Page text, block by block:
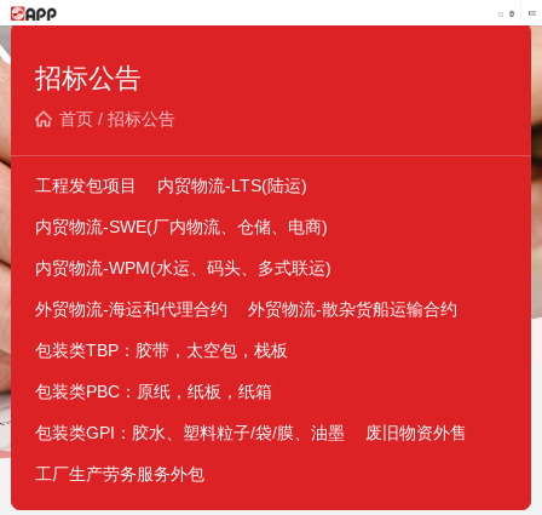
招标公告
首页/ 招标公告
工程发包项目 内贸物流-LTS(陆运)
内贸物流-SWE(厂内物流、仓储、电商)
内贸物流-WPM(水运、码头、多式联运)
外贸物流-海运和代理合约 外贸物流-散杂货船运输合约
包装类TBP：胶带，太空包，栈板
包装类PBC：原纸，纸板，纸箱
包装类GPI：胶水、塑料粒子/袋/膜、油墨 废旧物资外售
工厂生产劳务服务外包